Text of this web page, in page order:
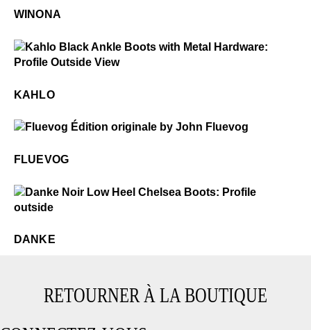
WINONA
KAHLO
FLUEVOG
DANKE
RETOURNER À LA BOUTIQUE